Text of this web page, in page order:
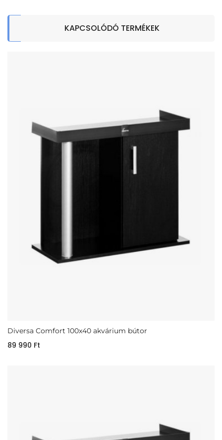
KAPCSOLÓDÓ TERMÉKEK
Diversa Comfort 100x40 akvárium bútor
89 990 Ft